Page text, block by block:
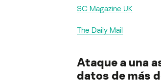
SC Magazine UK
The Daily Mail
Ataque a una
datos de más